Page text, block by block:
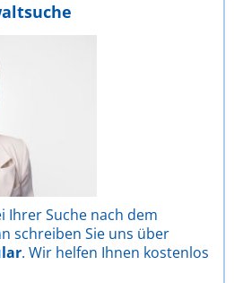
Ihrer Suche nach dem
schreiben Sie uns über
. Wir helfen Ihnen kostenlos